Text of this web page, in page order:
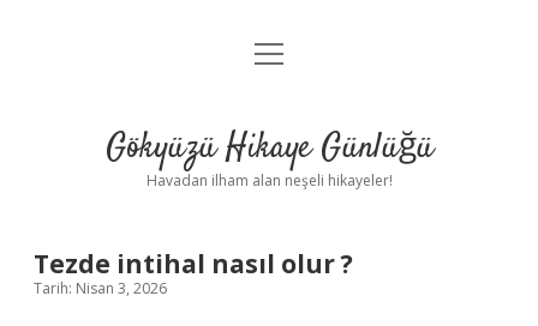
Anasayfa
Yasal Uyarı
menüyü
Gökyüzü Hikaye Günlüğü
Havadan ilham alan neşeli hikayeler!
Tezde intihal nasıl olur ?
Tarih: Nisan 3, 2026